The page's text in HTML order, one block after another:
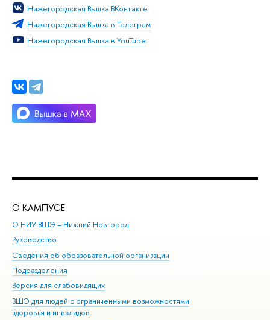
Нижегородская Вышка ВКонтакте
Нижегородская Вышка в Телеграм
Нижегородская Вышка в YouTube
О КАМПУСЕ
О НИУ ВШЭ – Нижний Новгород
Руководство
Сведения об образовательной организации
Подразделения
Версия для слабовидящих
ВШЭ для людей с ограниченными возможностями
здоровья и инвалидов